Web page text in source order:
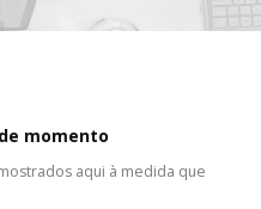
momento
aqui à medida que